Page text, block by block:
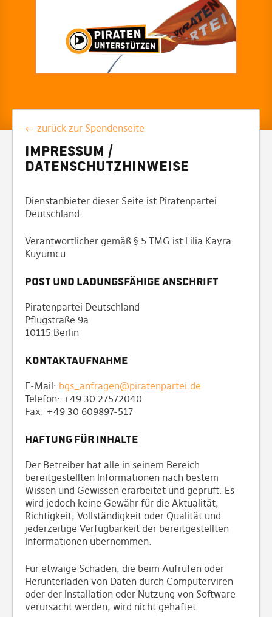
← zurück zur Spendenseite
Impressum /
Datenschutzhinweise
Dienstanbieter dieser Seite ist Piratenpartei
Deutschland.
Verantwortlicher gemäß § 5 TMG ist Lilia Kayra
Kuyumcu.
Post und ladungsfähige Anschrift
Piratenpartei Deutschland
Pflugstraße 9a
10115 Berlin
Kontaktaufnahme
E-Mail: bgs_anfragen@piratenpartei.de
Telefon: +49 30 27572040
Fax: +49 30 609897-517
Haftung für Inhalte
Der Betreiber hat alle in seinem Bereich
bereitgestellten Informationen nach bestem
Wissen und Gewissen erarbeitet und geprüft. Es
wird jedoch keine Gewähr für die Aktualität,
Richtigkeit, Vollständigkeit oder Qualität und
jederzeitige Verfügbarkeit der bereitgestellten
Informationen übernommen.
Für etwaige Schäden, die beim Aufrufen oder
Herunterladen von Daten durch Computerviren
oder der Installation oder Nutzung von Software
verursacht werden, wird nicht gehaftet.